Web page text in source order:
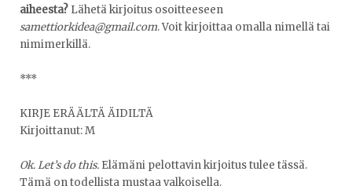
aiheesta? Lähetä kirjoitus osoitteeseen
samettiorkidea@gmail.com. Voit kirjoittaa omalla nimellä tai
nimimerkillä.
***
KIRJE ERÄÄLTÄ ÄIDILTÄ
Kirjoittanut: M
Ok. Let’s do this. Elämäni pelottavin kirjoitus tulee tässä.
Tämä on todellista mustaa valkoisella.